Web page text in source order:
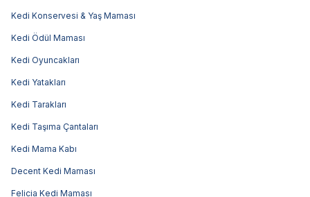
Kedi Konservesi & Yaş Maması
Kedi Ödül Maması
Kedi Oyuncakları
Kedi Yatakları
Kedi Tarakları
Kedi Taşıma Çantaları
Kedi Mama Kabı
Decent Kedi Maması
Felicia Kedi Maması